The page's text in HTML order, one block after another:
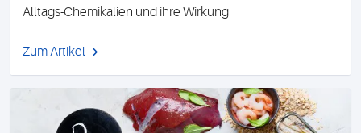
Alltags-Chemikalien und ihre Wirkung
Zum Artikel